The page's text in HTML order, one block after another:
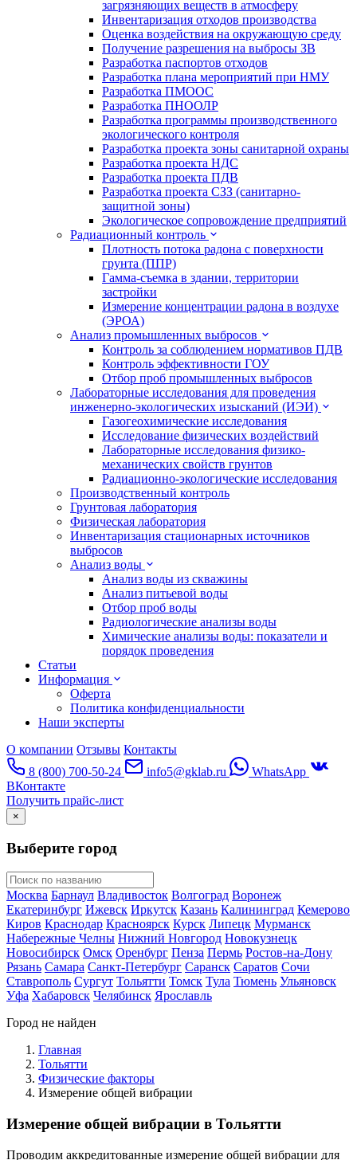
загрязняющих веществ в атмосферу
Инвентаризация отходов производства
Оценка воздействия на окружающую среду
Получение разрешения на выбросы ЗВ
Разработка паспортов отходов
Разработка плана мероприятий при НМУ
Разработка ПМООС
Разработка ПНООЛР
Разработка программы производственного
экологического контроля
Разработка проекта зоны санитарной охраны
Разработка проекта НДС
Разработка проекта ПДВ
Разработка проекта СЗЗ (санитарно-
защитной зоны)
Экологическое сопровождение предприятий
Радиационный контроль
Плотность потока радона с поверхности
грунта (ППР)
Гамма-съемка в здании, территории
застройки
Измерение концентрации радона в воздухе
(ЭРОА)
Анализ промышленных выбросов
Контроль за соблюдением нормативов ПДВ
Контроль эффективности ГОУ
Отбор проб промышленных выбросов
Лабораторные исследования для проведения
инженерно-экологических изысканий (ИЭИ)
Газогеохимические исследования
Исследование физических воздействий
Лабораторные исследования физико-
механических свойств грунтов
Радиационно-экологические исследования
Производственный контроль
Грунтовая лаборатория
Физическая лаборатория
Инвентаризация стационарных источников
выбросов
Анализ воды
Анализ воды из скважины
Анализ питьевой воды
Отбор проб воды
Радиологические анализы воды
Химические анализы воды: показатели и
порядок проведения
Статьи
Информация
Оферта
Политика конфиденциальности
Наши эксперты
О компании Отзывы Контакты
8 (800) 700-50-24
info5@gklab.ru
WhatsApp
ВКонтакте
Получить прайс-лист
×
Выберите город
Москва Барнаул Владивосток Волгоград Воронеж
Екатеринбург Ижевск Иркутск Казань Калининград Кемерово
Киров Краснодар Красноярск Курск Липецк Мурманск
Набережные Челны Нижний Новгород Новокузнецк
Новосибирск Омск Оренбург Пенза Пермь Ростов-на-Дону
Рязань Самара Санкт-Петербург Саранск Саратов Сочи
Ставрополь Сургут Тольятти Томск Тула Тюмень Ульяновск
Уфа Хабаровск Челябинск Ярославль
Город не найден
Главная
Тольятти
Физические факторы
Измерение общей вибрации
Измерение общей вибрации в Тольятти
Проводим аккредитованные измерение общей вибрации для